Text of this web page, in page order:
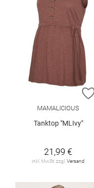
MAMALICIOUS
Tanktop "MLIvy"
21,99 €
inkl. MwSt. zzgl.Versand